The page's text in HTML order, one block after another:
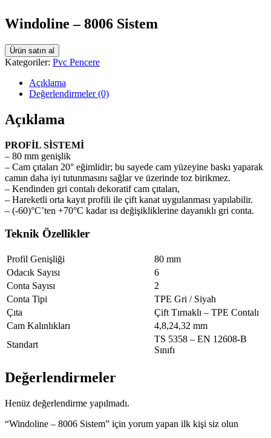
Windoline – 8006 Sistem
Ürün satın al
Kategoriler: Pvc Pencere
Açıklama
Değerlendirmeler (0)
Açıklama
PROFİL SİSTEMİ
– 80 mm genişlik
– Cam çıtaları 20° eğimlidir; bu sayede cam yüzeyine baskı yaparak
camın daha iyi tutunmasını sağlar ve üzerinde toz birikmez.
– Kendinden gri contalı dekoratif cam çıtaları,
– Hareketli orta kayıt profili ile çift kanat uygulanması yapılabilir.
– (-60)°C’ten +70°C kadar ısı değişikliklerine dayanıklı gri conta.
Teknik Özellikler
Profil Genişliği
80 mm
Odacık Sayısı
6
Conta Sayısı
2
Conta Tipi
TPE Gri / Siyah
Çıta
Çift Tırnaklı – TPE Contalı
Cam Kalınlıkları
4,8,24,32 mm
Standart
TS 5358 – EN 12608-B
Sınıfı
Değerlendirmeler
Henüz değerlendirme yapılmadı.
“Windoline – 8006 Sistem” için yorum yapan ilk kişi siz olun